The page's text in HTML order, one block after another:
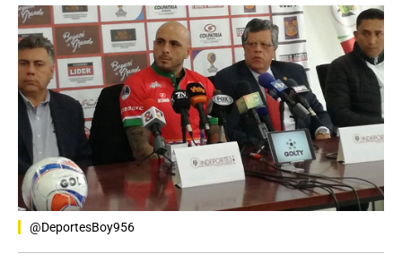
@DeportesBoy956